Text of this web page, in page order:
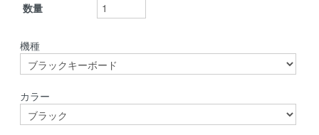
数量
機種
カラー